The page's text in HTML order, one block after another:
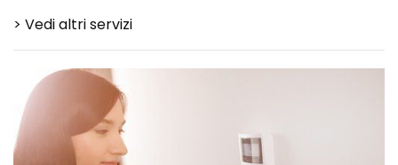
> Vedi altri servizi